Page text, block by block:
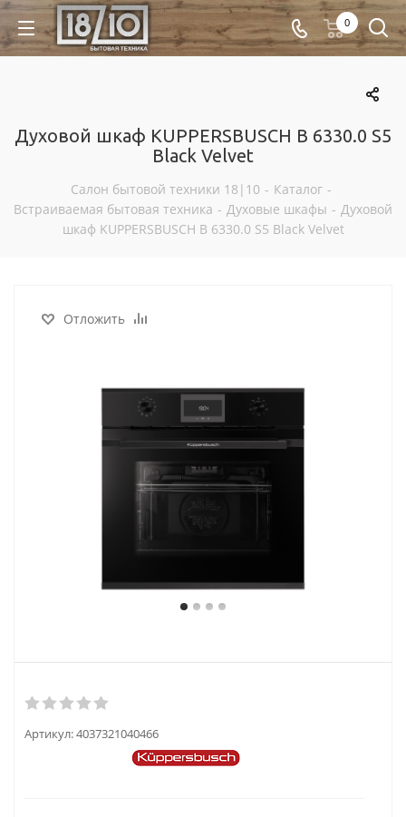
0
Духовой шкаф KUPPERSBUSCH B 6330.0 S5
Black Velvet
Салон бытовой техники 18|10 - Каталог -
Встраиваемая бытовая техника - Духовые шкафы - Духовой
шкаф KUPPERSBUSCH B 6330.0 S5 Black Velvet
Отложить
Артикул:4037321040466